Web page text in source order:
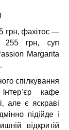
грн, фахітос —
255 грн, суп
Margarita
спілкування
кафе
але є яскраві
підійде і
відкритій